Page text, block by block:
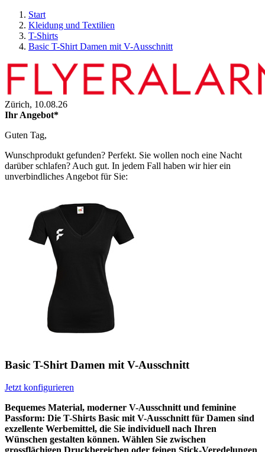
Start
Kleidung und Textilien
T-Shirts
Basic T-Shirt Damen mit V-Ausschnitt
Zürich, 10.08.26
Ihr Angebot*
Guten Tag,
Wunschprodukt gefunden? Perfekt. Sie wollen noch eine Nacht
darüber schlafen? Auch gut. In jedem Fall haben wir hier ein
unverbindliches Angebot für Sie:
Basic T-Shirt Damen mit V-Ausschnitt
Jetzt konfigurieren
Bequemes Material, moderner V-Ausschnitt und feminine
Passform: Die T-Shirts Basic mit V-Ausschnitt für Damen sind
exzellente Werbemittel, die Sie individuell nach Ihren
Wünschen gestalten können. Wählen Sie zwischen